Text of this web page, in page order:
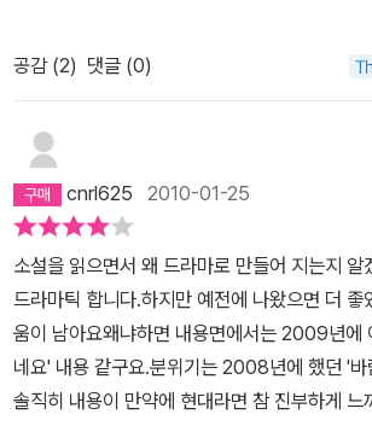
한 처자인지 아직 모르겠다. 아무튼 부용화가
의 더듬이가 아주 예민하게 움직이는 것을 보았
고 있어도 속이 여자인데 감까지 느려질 리가
이선준과 오래 함께 있을 수 없는 처지였다. 남
그렇거니와, 집안을 생각한다면 과거에 급제하
머물려 도성을 떠나 있어야 할 몸이었다. 그러니
했고, 지금 이 순간을 방해받는 것이 참을 수 없
다. 더군다나 그 상대가 자신도 반할 만큼 아름
그래서 일부러 서운하게 돌아서고, 그게 미안해
그랬다가 마주보고 있는 두 사람을 보고 더 큰
천상 사랑에 빠진 처자.이 책이 로맨스 소설이
있지만 그 미묘한 심리 묘사들과 상황 전개가
좋은거다. 약방의 감초 구용하이다.이후 규장
됨의 진면목을 드러내는 기회가 찾아오고 왕마
충돌하는 과정에서오히려 새로운모양을 갖추는
에게 투영시킨다.이들이 서로 어떻게 살아가고
전달하고 있는 저자의 의도가 심히 사랑스럽다.
도로 가난한 윤희, 권력과 돈이라면 둘째가라
가난이 어떤 것인지를 느끼고 이해하려는 선준.
이고, 이쁜 남장 여자를 사랑한다는 소재는 이
력이기는 하지만가장 핵심적인덕목은그것이
어가는 힘이기는 하지만 핵심은 윤희와 선준, 재
만 소설은 장박사가 등장하는 것도 다른가?하
이야기만 할 것 같다. 소설 이야기로 다시 돌아가
사를 해왔다. 그러나 그것만 가지고는 동생의 약
사수 노릇이나 거벽 노릇도 생원시 합격자에게
리 일감을 받기 위해 윤희는 동생 윤식의 이름으
한다. 그곳에서 만난 것이 이선준이란 도령이었
정한 성격, 그리고 높은 학식. 윤희는 선준에게
금 자신은 남자로 살고 있고, 또한 생원시에 합
니 그저 마음만 아플 뿐이다. 그러나 이게 어떻
합격한 것은 물론, 임금의 명으로 성균관에서 수
로그나 책과 관련된 까페에 가게 되면 심심치 않
<성균관 유생들의 나날>정말 엄청난 입소문을
책의 소재 역시 찢어지게 가난한 집안의 한 여
균관에 병약한 동생을 대신해 급제를 해 들어가
코드인 '남장여자' 요소를 다루고 있다.입에 풀
어려운 집안에서 생활하던 김윤희.. 책방을 드나
근근히 살아가던 어느날 그녀는 병약한 동생을
가게 되고 이 일을 계기로 그녀의 인생은 전환
로 조선최고의 권력 노론을 등에 업고 잘생긴
갖춘 이선준을 만나게 된 것!! 이후 과거에 급제
에 띄어 성균관에 입성하게 되고 이선준과 한방
성균관에서 소론의 실세인 아버지를 둔 문재신
공감 (2) 댓글 (0)
cnrl625 2010-01-25
소설을 읽으면서 왜 드라마로 만들어 지는지 알
드라마틱 합니다.하지만 예전에 나왔으면 더 좋
움이 남아요왜냐하면 내용면에서는 2009년에
네요' 내용 같구요.분위기는 2008년에 했던 '바
솔직히 내용이 만약에 현대라면 참 진부하게 느